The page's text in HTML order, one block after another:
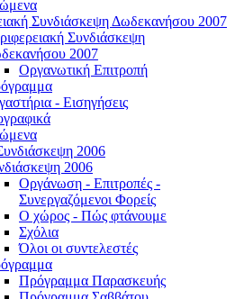
Συνδιάσκεψη Δωδεκανήσου 2007
Συνδιάσκεψη
2007
Οργανωτική Επιτροπή
- Εισηγήσεις
2006
2006
Οργάνωση - Επιτροπές -
Συνεργαζόμενοι Φορείς
Ο χώρος - Πώς φτάνουμε
Σχόλια
Όλοι οι συντελεστές
Πρόγραμμα Παρασκευής